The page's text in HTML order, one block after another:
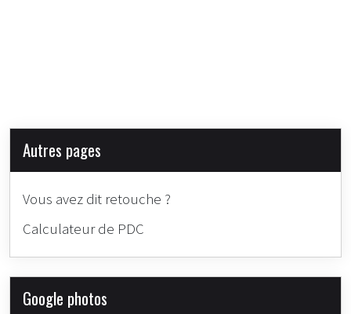
Autres pages
Vous avez dit retouche ?
Calculateur de PDC
Google photos